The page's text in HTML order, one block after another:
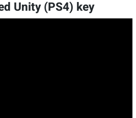
Unity (PS4) key